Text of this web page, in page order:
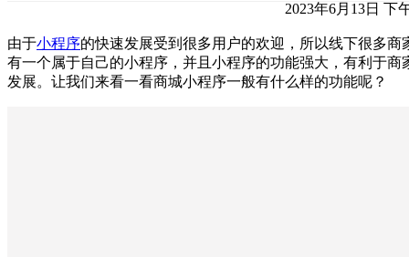
2023年6月13日 下
由于小程序的快速发展受到很多用户的欢迎，所以线下很多商
有一个属于自己的小程序，并且小程序的功能强大，有利于商
发展。让我们来看一看商城小程序一般有什么样的功能呢？